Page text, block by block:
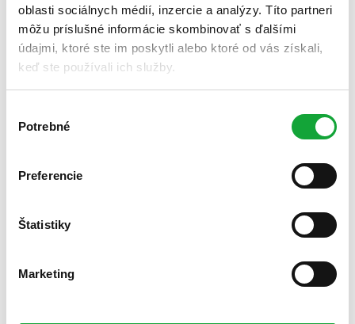
oblasti sociálnych médií, inzercie a analýzy. Títo partneri
môžu príslušné informácie skombinovať s ďalšími
údajmi, ktoré ste im poskytli alebo ktoré od vás získali,
keď ste používali ich služby.
súhlasu
Potrebné
Preferencie
Štatistiky
Marketing